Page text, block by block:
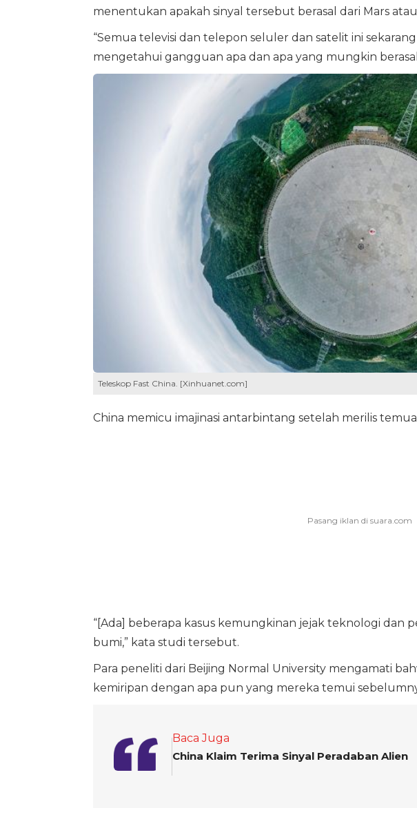
menentukan apakah sinyal tersebut berasal dari Mars
“Semua televisi dan telepon seluler dan satelit ini
mengetahui gangguan apa dan apa yang mungkin
Teleskop Fast China. [Xinhuanet.com]
China memicu imajinasi antarbintang setelah merilis
“[Ada] beberapa kasus kemungkinan jejak teknologi dan
bumi,” kata studi tersebut.
Para peneliti dari Beijing Normal University mengamati
kemiripan dengan apa pun yang mereka temui
Baca Juga
China Klaim Terima Sinyal Peradaban Alien